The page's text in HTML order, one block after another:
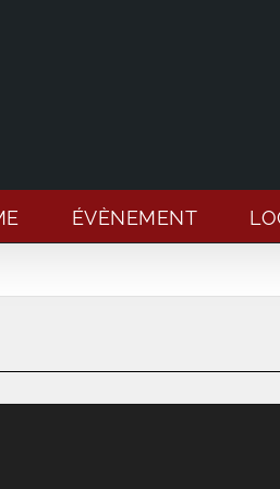
ÉVÈNEMENT